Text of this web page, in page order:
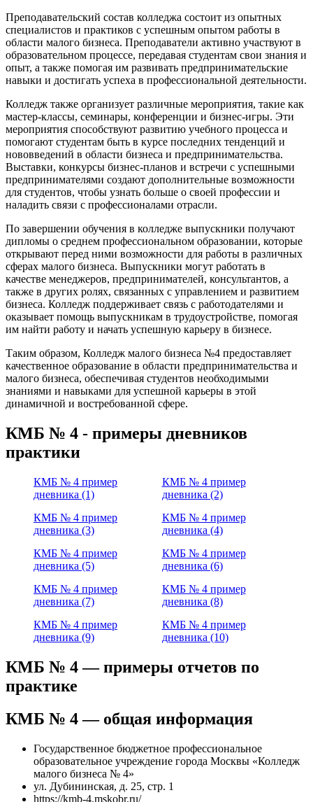
Преподавательский состав колледжа состоит из опытных
специалистов и практиков с успешным опытом работы в
области малого бизнеса. Преподаватели активно участвуют в
образовательном процессе, передавая студентам свои знания и
опыт, а также помогая им развивать предпринимательские
навыки и достигать успеха в профессиональной деятельности.
Колледж также организует различные мероприятия, такие как
мастер-классы, семинары, конференции и бизнес-игры. Эти
мероприятия способствуют развитию учебного процесса и
помогают студентам быть в курсе последних тенденций и
нововведений в области бизнеса и предпринимательства.
Выставки, конкурсы бизнес-планов и встречи с успешными
предпринимателями создают дополнительные возможности
для студентов, чтобы узнать больше о своей профессии и
наладить связи с профессионалами отрасли.
По завершении обучения в колледже выпускники получают
дипломы о среднем профессиональном образовании, которые
открывают перед ними возможности для работы в различных
сферах малого бизнеса. Выпускники могут работать в
качестве менеджеров, предпринимателей, консультантов, а
также в других ролях, связанных с управлением и развитием
бизнеса. Колледж поддерживает связь с работодателями и
оказывает помощь выпускникам в трудоустройстве, помогая
им найти работу и начать успешную карьеру в бизнесе.
Таким образом, Колледж малого бизнеса №4 предоставляет
качественное образование в области предпринимательства и
малого бизнеса, обеспечивая студентов необходимыми
знаниями и навыками для успешной карьеры в этой
динамичной и востребованной сфере.
КМБ № 4 - примеры дневников
практики
КМБ № 4 пример
дневника (1)
КМБ № 4 пример
дневника (2)
КМБ № 4 пример
дневника (3)
КМБ № 4 пример
дневника (4)
КМБ № 4 пример
дневника (5)
КМБ № 4 пример
дневника (6)
КМБ № 4 пример
дневника (7)
КМБ № 4 пример
дневника (8)
КМБ № 4 пример
дневника (9)
КМБ № 4 пример
дневника (10)
КМБ № 4 — примеры отчетов по
практике
КМБ № 4 — общая информация
Государственное бюджетное профессиональное
образовательное учреждение города Москвы «Колледж
малого бизнеса № 4»
ул. Дубининская, д. 25, стр. 1
https://kmb-4.mskobr.ru/